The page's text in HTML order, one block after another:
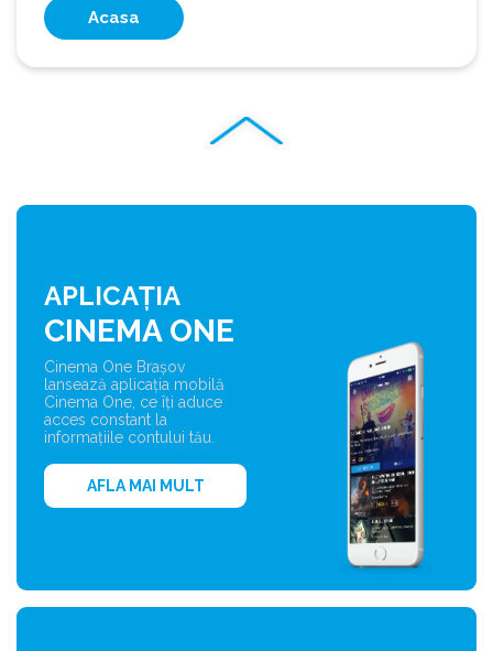
Acasa
APLICAȚIA
CINEMA ONE
Cinema One Brașov
lansează aplicația mobilă
Cinema One, ce îți aduce
acces constant la
informațiile contului tău.
AFLA MAI MULT